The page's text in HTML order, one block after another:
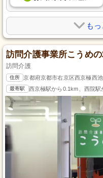
も
訪問介護事業所こうめ
訪問介護
住所 京都府京都市右京区西京極西
最寄駅 西京極駅から0.1km、西院